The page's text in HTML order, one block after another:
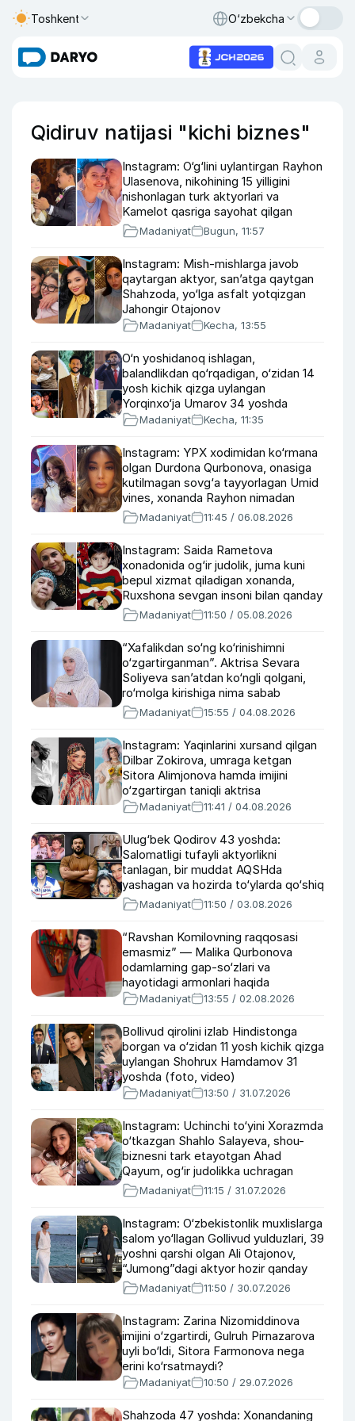
Toshkent O‘zbekcha
Qidiruv natijasi "kichi biznes"
Instagram: O‘g‘lini uylantirgan Rayhon
Ulasenova, nikohining 15 yilligini
nishonlagan turk aktyorlari va
Kamelot qasriga sayohat qilgan
Zebo Rahimova
Madaniyat Bugun, 11:57
Instagram: Mish-mishlarga javob
qaytargan aktyor, san’atga qaytgan
Shahzoda, yo‘lga asfalt yotqizgan
Jahongir Otajonov
Madaniyat Kecha, 13:55
O‘n yoshidanoq ishlagan,
balandlikdan qo‘rqadigan, o‘zidan 14
yosh kichik qizga uylangan
Yorqinxo‘ja Umarov 34 yoshda
Madaniyat Kecha, 11:35
Instagram: YPX xodimidan ko‘rmana
olgan Durdona Qurbonova, onasiga
kutilmagan sovg‘a tayyorlagan Umid
vines, xonanda Rayhon nimadan
xafa?Madaniyat 11:45 / 06.08.2026
Instagram: Saida Rametova
xonadonida og‘ir judolik, juma kuni
bepul xizmat qiladigan xonanda,
Ruxshona sevgan insoni bilan qanday
tanishgan?
Madaniyat 11:50 / 05.08.2026
“Xafalikdan so‘ng ko‘rinishimni
o‘zgartirganman”. Aktrisa Sevara
Soliyeva san’atdan ko‘ngli qolgani,
ro‘molga kirishiga nima sabab
bo‘lgani haqida
Madaniyat 15:55 / 04.08.2026
Instagram: Yaqinlarini xursand qilgan
Dilbar Zokirova, umraga ketgan
Sitora Alimjonova hamda imijini
o‘zgartirgan taniqli aktrisa
Madaniyat 11:41 / 04.08.2026
Ulug‘bek Qodirov 43 yoshda:
Salomatligi tufayli aktyorlikni
tanlagan, bir muddat AQSHda
yashagan va hozirda to‘ylarda qo‘shiq
kuylayotgan aktyor haqida
Madaniyat 11:50 / 03.08.2026
“Ravshan Komilovning raqqosasi
emasmiz” — Malika Qurbonova
odamlarning gap-so‘zlari va
hayotidagi armonlari haqida
Madaniyat 13:55 / 02.08.2026
Bollivud qirolini izlab Hindistonga
borgan va o‘zidan 11 yosh kichik qizga
uylangan Shohrux Hamdamov 31
yoshda (foto, video)
Madaniyat 13:50 / 31.07.2026
Instagram: Uchinchi to‘yini Xorazmda
o‘tkazgan Shahlo Salayeva, shou-
biznesni tark etayotgan Ahad
Qayum, og‘ir judolikka uchragan
aktyorMadaniyat 11:15 / 31.07.2026
Instagram: O‘zbekistonlik muxlislarga
salom yo‘llagan Gollivud yulduzlari, 39
yoshni qarshi olgan Ali Otajonov,
“Jumong”dagi aktyor hozir qanday
ko‘rinishda?
Madaniyat 11:50 / 30.07.2026
Instagram: Zarina Nizomiddinova
imijini o‘zgartirdi, Gulruh Pirnazarova
uyli bo‘ldi, Sitora Farmonova nega
erini ko‘rsatmaydi?
Madaniyat 10:50 / 29.07.2026
Shahzoda 47 yoshda: Xonandaning